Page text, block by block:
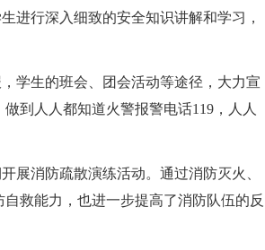
进行深入细致的安全知识讲解和学习，
学生的班会、团会活动等途径，大力宣
到人人都知道火警报警电话119，人人
展消防疏散演练活动。通过消防灭火、
救能力，也进一步提高了消防队伍的反